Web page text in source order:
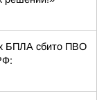
БПЛА сбито ПВО